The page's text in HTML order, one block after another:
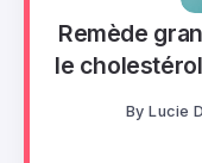
Remède
le
By Lucie